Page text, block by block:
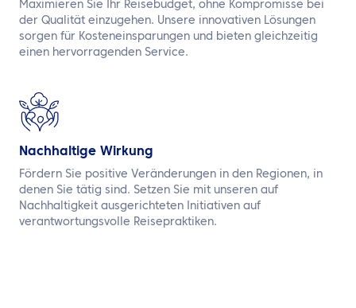
Maximieren Sie Ihr Reisebudget, ohne Kompromisse bei
der Qualität einzugehen. Unsere innovativen Lösungen
sorgen für Kosteneinsparungen und bieten gleichzeitig
einen hervorragenden Service.
Nachhaltige Wirkung
Fördern Sie positive Veränderungen in den Regionen, in
denen Sie tätig sind. Setzen Sie mit unseren auf
Nachhaltigkeit ausgerichteten Initiativen auf
verantwortungsvolle Reisepraktiken.